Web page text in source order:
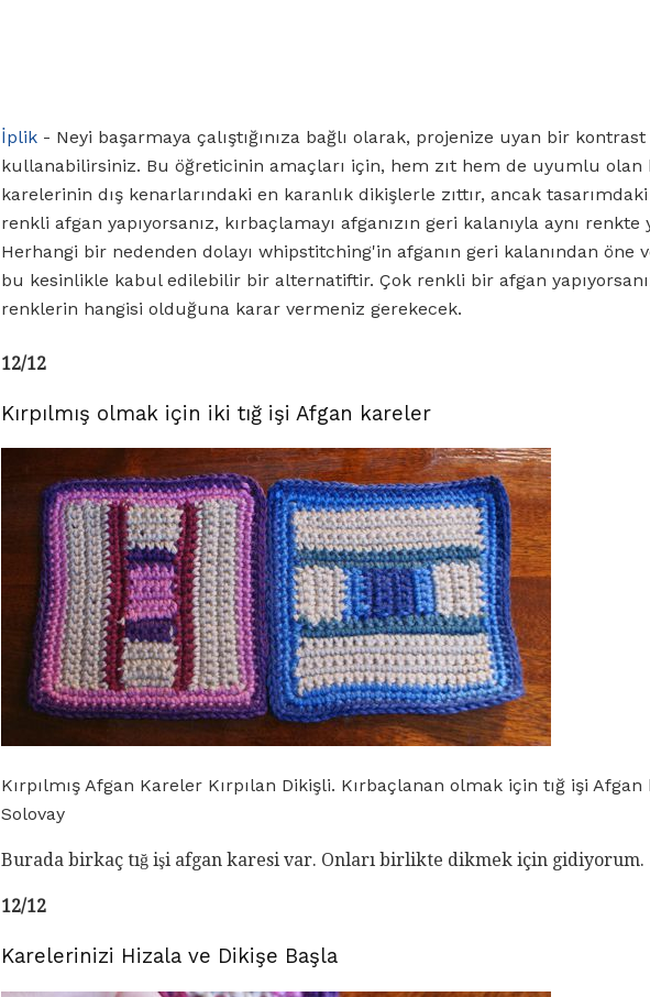
İplik - Neyi başarmaya çalıştığınıza bağlı olarak, projenize uyan bir
kullanabilirsiniz. Bu öğreticinin amaçları için, hem zıt hem de uyumlu
karelerinin dış kenarlarındaki en karanlık dikişlerle zıttır, ancak
renkli afgan yapıyorsanız, kırbaçlamayı afganızın geri kalanıyla aynı
Herhangi bir nedenden dolayı whipstitching'in afganın geri kalanından öne
bu kesinlikle kabul edilebilir bir alternatiftir. Çok renkli bir afgan
renklerin hangisi olduğuna karar vermeniz gerekecek.
12/12
Kırpılmış olmak için iki tığ işi Afgan kareler
Kırpılmış Afgan Kareler Kırpılan Dikişli. Kırbaçlanan olmak için tığ işi
Solovay
Burada birkaç tığ işi afgan karesi var. Onları birlikte dikmek için gidiyorum.
12/12
Karelerinizi Hizala ve Dikişe Başla